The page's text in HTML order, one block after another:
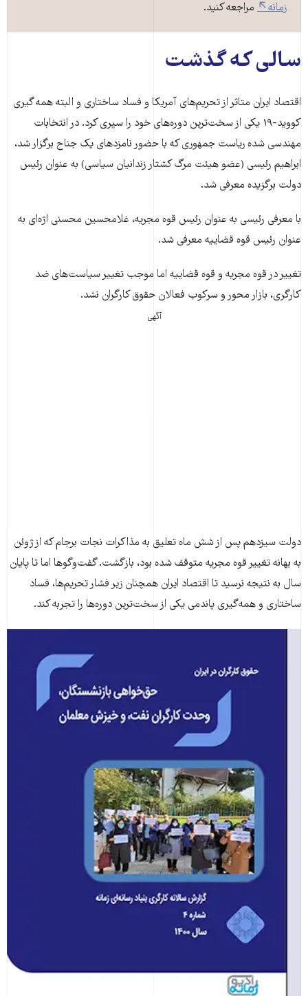
زمانه
مراجعه کنید.
سالی که گذشت
اقتصاد ایران متاثر از تحریم‌های آمریکا و فساد ساختاری و البته همه گیری
کووید-۱۹ یکی از سخت‌ترین دوره‌های خود را سپری کرد. در انتخابات
مهندسی شده ریاست جمهوری که با حضور نامزدهای یک جناح برگزار شد،
ابراهیم رئیسی (عضو هیئت مرگ کشتار زندانیان سیاسی) به عنوان رئیس
دولت برگزیده معرفی شد.
با معرفی رئیسی به عنوان رئیس قوه مجریه، غلامحسین محسنی اژه‌ای به
عنوان رئیس قوه قضاییه معرفی شد.
تغییر در قوه مجریه و قوه قضاییه اما موجب تغییر سیاست‌های ضد
کارگری، بازار محور و سرکوب فعالان حقوق کارگران نشد.
آگهی
دولت سیزدهم پس از شش ماه تعلیق به مذاکرات نجات برجام که از ژوئن
به بهانه تغییر قوه مجریه متوقف شده بود، بازگشت. گفت‌وگوها اما تا پایان
سال به نتیجه نرسید تا اقتصاد ایران همچنان زیر فشار تحریم‌ها، فساد
ساختاری و همه‌گیری پاندمی یکی از سخت‌ترین دوره‌ها را تجربه کند.